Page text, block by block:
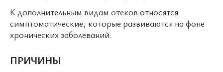
К дополнительным видам отеков относятся
симптоматические, которые развиваются на фоне
хронических заболеваний.
ПРИЧИНЫ